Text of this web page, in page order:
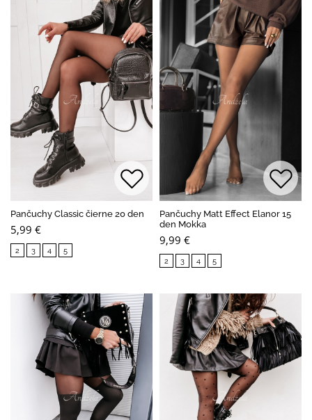
Pančuchy Classic čierne 20 den
5,99 €
2 3 4 5
Pančuchy Matt Effect Elanor 15
den Mokka
9,99 €
2 3 4 5